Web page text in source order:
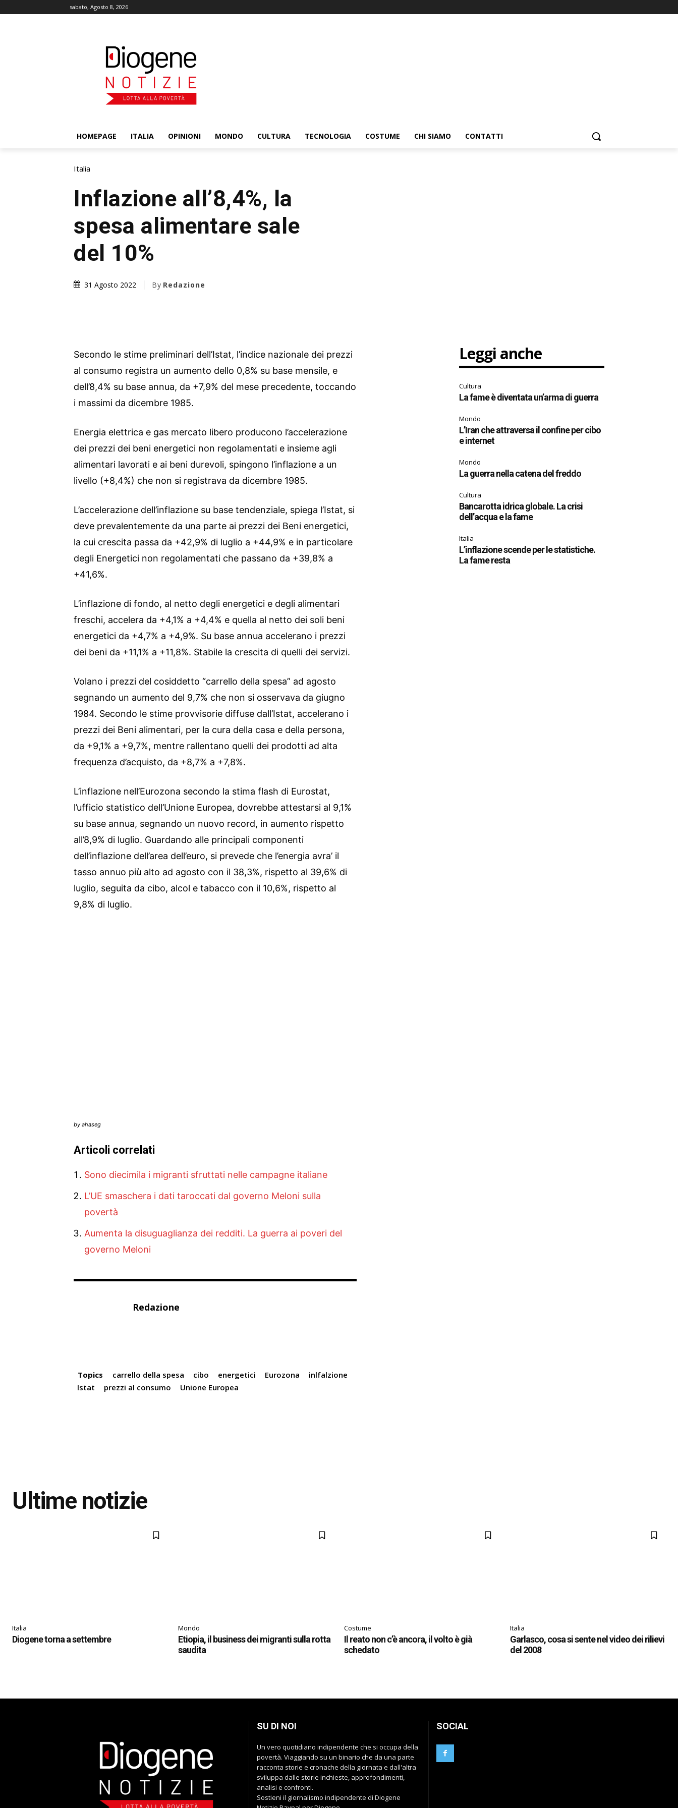
sabato, Agosto 8, 2026
HOMEPAGE ITALIA OPINIONI MONDO CULTURA TECNOLOGIA COSTUME CHI SIAMO CONTATTI
Italia
Inflazione all’8,4%, la
spesa alimentare sale
del 10%
31 Agosto 2022 By Redazione
Secondo le stime preliminari dell’Istat, l’indice nazionale dei prezzi
al consumo registra un aumento dello 0,8% su base mensile, e
dell’8,4% su base annua, da +7,9% del mese precedente, toccando
i massimi da dicembre 1985.
Energia elettrica e gas mercato libero producono l’accelerazione
dei prezzi dei beni energetici non regolamentati e insieme agli
alimentari lavorati e ai beni durevoli, spingono l’inflazione a un
livello (+8,4%) che non si registrava da dicembre 1985.
L’accelerazione dell’inflazione su base tendenziale, spiega l’Istat, si
deve prevalentemente da una parte ai prezzi dei Beni energetici,
la cui crescita passa da +42,9% di luglio a +44,9% e in particolare
degli Energetici non regolamentati che passano da +39,8% a
+41,6%.
L’inflazione di fondo, al netto degli energetici e degli alimentari
freschi, accelera da +4,1% a +4,4% e quella al netto dei soli beni
energetici da +4,7% a +4,9%. Su base annua accelerano i prezzi
dei beni da +11,1% a +11,8%. Stabile la crescita di quelli dei servizi.
Volano i prezzi del cosiddetto “carrello della spesa” ad agosto
segnando un aumento del 9,7% che non si osservava da giugno
1984. Secondo le stime provvisorie diffuse dall’Istat, accelerano i
prezzi dei Beni alimentari, per la cura della casa e della persona,
da +9,1% a +9,7%, mentre rallentano quelli dei prodotti ad alta
frequenza d’acquisto, da +8,7% a +7,8%.
L’inflazione nell’Eurozona secondo la stima flash di Eurostat,
l’ufficio statistico dell’Unione Europea, dovrebbe attestarsi al 9,1%
su base annua, segnando un nuovo record, in aumento rispetto
all’8,9% di luglio. Guardando alle principali componenti
dell’inflazione dell’area dell’euro, si prevede che l’energia avra’ il
tasso annuo più alto ad agosto con il 38,3%, rispetto al 39,6% di
luglio, seguita da cibo, alcol e tabacco con il 10,6%, rispetto al
9,8% di luglio.
by ahaseg
Articoli correlati
Sono diecimila i migranti sfruttati nelle campagne italiane
L’UE smaschera i dati taroccati dal governo Meloni sulla
povertà
Aumenta la disuguaglianza dei redditi. La guerra ai poveri del
governo Meloni
Redazione
Topics carrello della spesa cibo energetici Eurozona
inlfalzione
Istat
prezzi al consumo Unione Europea
Leggi anche
Cultura
La fame è diventata un’arma di guerra
Mondo
L’Iran che attraversa il confine per cibo
e internet
Mondo
La guerra nella catena del freddo
Cultura
Bancarotta idrica globale. La crisi
dell’acqua e la fame
Italia
L’inflazione scende per le statistiche.
La fame resta
Ultime notizie
Italia
Diogene torna a settembre
Mondo
Etiopia, il business dei migranti sulla rotta
saudita
Costume
Il reato non c’è ancora, il volto è già
schedato
Italia
Garlasco, cosa si sente nel video dei rilievi
del 2008
SU DI NOI
Un vero quotidiano indipendente che si occupa della
povertà. Viaggiando su un binario che da una parte
racconta storie e cronache della giornata e dall'altra
sviluppa dalle storie inchieste, approfondimenti,
analisi e confronti.
Sostieni il giornalismo indipendente di Diogene
SOCIAL